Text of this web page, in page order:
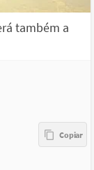
também a